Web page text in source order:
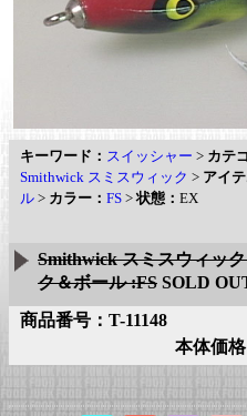
キーワード： スイッシャー > カテ
Smithwick スミスウィック > アイテ
ル > カラー： FS >状態： EX
Smithwick スミスウィッ
ク＆ボール :FS SOLD
商品番号：T-11148
本体価